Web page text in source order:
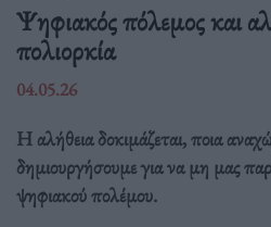
Ψηφιακός πόλεμος και
πολιορκία
04.05.26
Η αλήθεια δοκιμάζεται, ποια
δημιουργήσουμε για να μη μας
ψηφιακού πολέμου.